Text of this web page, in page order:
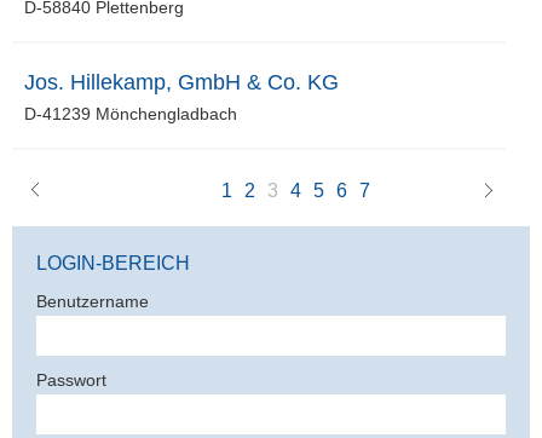
D-58840 Plettenberg
Jos. Hillekamp, GmbH & Co. KG
D-41239 Mönchengladbach
1 2 3 4 5 6 7
LOGIN-BEREICH
Benutzername
Passwort